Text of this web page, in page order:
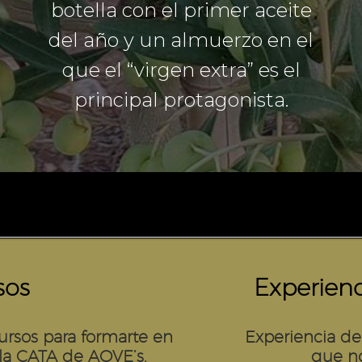
botella con el primer aceite
del año y un almuerzo en el
que el “virgen extra” es el
principal protagonista.
para formarte en
CATA de AOVE’s.
Experiencia
que